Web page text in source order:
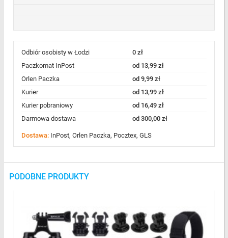
Odbiór osobisty w Łodzi
0 zł
Paczkomat InPost
od 13,99 zł
Orlen Paczka
od 9,99 zł
Kurier
od 13,99 zł
Kurier pobraniowy
od 16,49 zł
Darmowa dostawa
od 300,00 zł
Dostawa: InPost, Orlen Paczka, Pocztex, GLS
PODOBNE PRODUKTY